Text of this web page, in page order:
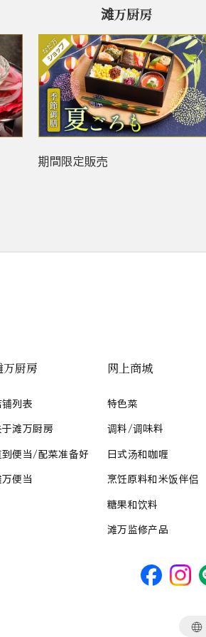
滩万厨房
期間限定販売
万厨房
铺列表
于滩万厨房
到便当/配菜准备好
万便当
网上商城
特色菜
调料/调味料
日式汤和咖喱
烹饪原料和米饭伴侣
糖果和饮料
滩万监修产品
语